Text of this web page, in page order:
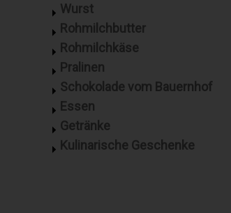
Wurst
Rohmilchbutter
Rohmilchkäse
Pralinen
Schokolade vom Bauernhof
Essen
Getränke
Kulinarische Geschenke